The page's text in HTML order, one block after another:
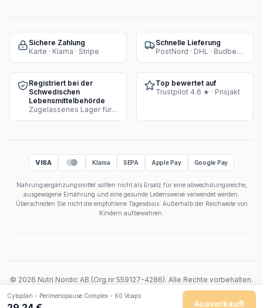
Cytoplan - Perimenopause Complex - 60 Vcaps
Ausverkauft
Sichere Zahlung
Karte · Klarna · Stripe
Schnelle Lieferung
PostNord · DHL · Budbee · Instabox
Registriert bei der
Schwedischen
Lebensmittelbehörde
Zugelassenes Lager für Supplement-Verkauf
Top bewertet auf
Trustpilot 4.6 ★ · Prisjakt
VISA Klarna SEPA Apple Pay Google Pay
Nahrungsergänzungsmittel sollten nicht als Ersatz für eine abwechslungsreiche,
ausgewogene Ernährung und eine gesunde Lebensweise verwendet werden.
Überschreiten Sie nicht die empfohlene Tagesdosis. Außerhalb der Reichweite von
Kindern aufbewahren.
© 2026 Nutri Nordic AB (Org.nr 559127-4286). Alle Rechte vorbehalten.